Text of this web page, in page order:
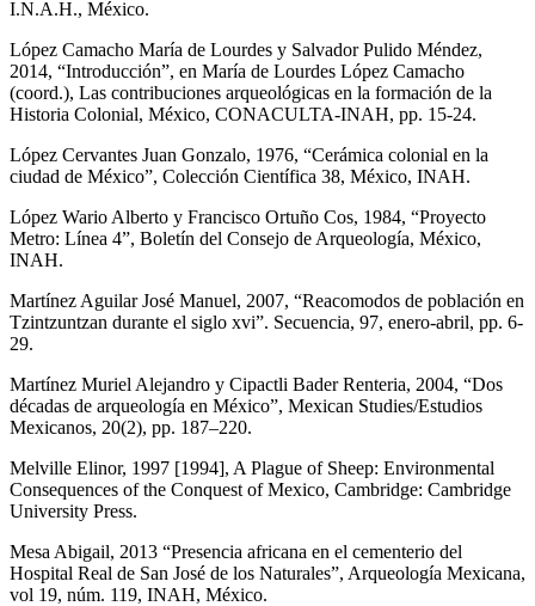
I.N.A.H., México.
López Camacho María de Lourdes y Salvador Pulido Méndez,
2014, “Introducción”, en María de Lourdes López Camacho
(coord.), Las contribuciones arqueológicas en la formación de la
Historia Colonial, México, CONACULTA-INAH, pp. 15-24.
López Cervantes Juan Gonzalo, 1976, “Cerámica colonial en la
ciudad de México”, Colección Científica 38, México, INAH.
López Wario Alberto y Francisco Ortuño Cos, 1984, “Proyecto
Metro: Línea 4”, Boletín del Consejo de Arqueología, México,
INAH.
Martínez Aguilar José Manuel, 2007, “Reacomodos de población en
Tzintzuntzan durante el siglo xvi”. Secuencia, 97, enero-abril, pp. 6-
29.
Martínez Muriel Alejandro y Cipactli Bader Renteria, 2004, “Dos
décadas de arqueología en México”, Mexican Studies/Estudios
Mexicanos, 20(2), pp. 187–220.
Melville Elinor, 1997 [1994], A Plague of Sheep: Environmental
Consequences of the Conquest of Mexico, Cambridge: Cambridge
University Press.
Mesa Abigail, 2013 “Presencia africana en el cementerio del
Hospital Real de San José de los Naturales”, Arqueología Mexicana,
vol 19, núm. 119, INAH, México.